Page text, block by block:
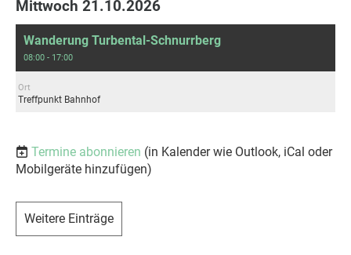
Mittwoch 21.10.2026
Wanderung Turbental-Schnurrberg
08:00 - 17:00
Ort
Treffpunkt Bahnhof
Termine abonnieren (in Kalender wie Outlook, iCal oder
Mobilgeräte hinzufügen)
Weitere Einträge